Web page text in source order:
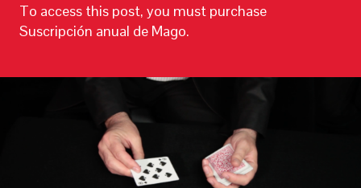
To access this post, you must purchase
Suscripción anual de Mago.